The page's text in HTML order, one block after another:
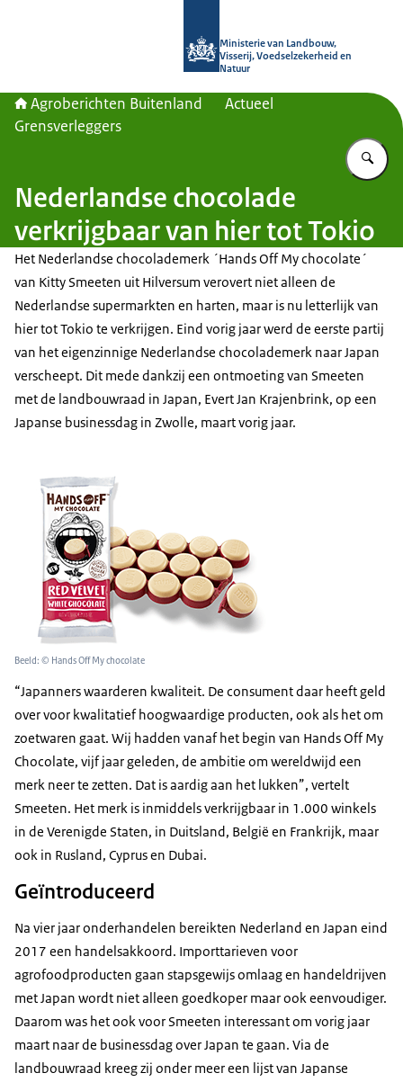
Ministerie van Landbouw,
Visserij, Voedselzekerheid en
Natuur
Agroberichten Buitenland
Actueel
Grensverleggers
Nederlandse chocolade
verkrijgbaar van hier tot Tokio
Het Nederlandse chocolademerk ´Hands Off My chocolate´
van Kitty Smeeten uit Hilversum verovert niet alleen de
Nederlandse supermarkten en harten, maar is nu letterlijk van
hier tot Tokio te verkrijgen. Eind vorig jaar werd de eerste partij
van het eigenzinnige Nederlandse chocolademerk naar Japan
verscheept. Dit mede dankzij een ontmoeting van Smeeten
met de landbouwraad in Japan, Evert Jan Krajenbrink, op een
Japanse businessdag in Zwolle, maart vorig jaar.
Beeld: © Hands Off My chocolate
“Japanners waarderen kwaliteit. De consument daar heeft geld
over voor kwalitatief hoogwaardige producten, ook als het om
zoetwaren gaat. Wij hadden vanaf het begin van Hands Off My
Chocolate, vijf jaar geleden, de ambitie om wereldwijd een
merk neer te zetten. Dat is aardig aan het lukken”, vertelt
Smeeten. Het merk is inmiddels verkrijgbaar in 1.000 winkels
in de Verenigde Staten, in Duitsland, België en Frankrijk, maar
ook in Rusland, Cyprus en Dubai.
Geïntroduceerd
Na vier jaar onderhandelen bereikten Nederland en Japan eind
2017 een handelsakkoord. Importtarieven voor
agrofoodproducten gaan stapsgewijs omlaag en handeldrijven
met Japan wordt niet alleen goedkoper maar ook eenvoudiger.
Daarom was het ook voor Smeeten interessant om vorig jaar
maart naar de businessdag over Japan te gaan. Via de
landbouwraad kreeg zij onder meer een lijst van Japanse